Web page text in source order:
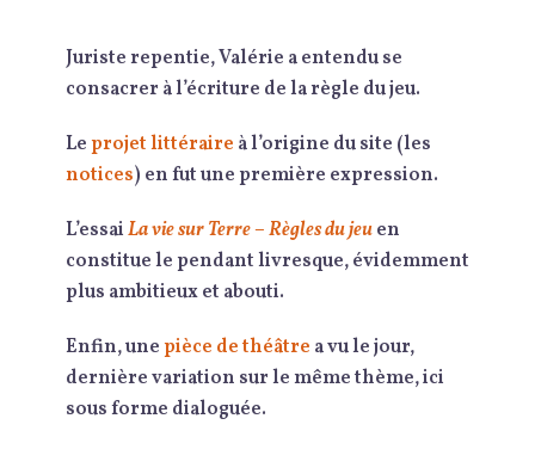
Juriste repentie, Valérie a entendu se
consacrer à l’écriture de la règle du jeu.
Leprojet littéraire à l’origine du site (les
notices) en fut une première expression.
L’essaiLa vie sur Terre – Règles du jeuen
constitue le pendant livresque, évidemment
plus ambitieux et abouti.
Enfin, unepièce de théâtre a vu le jour,
dernière variation sur le même thème, ici
sous forme dialoguée.